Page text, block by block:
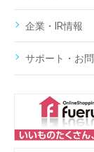
企業・IR情報
サポート・お